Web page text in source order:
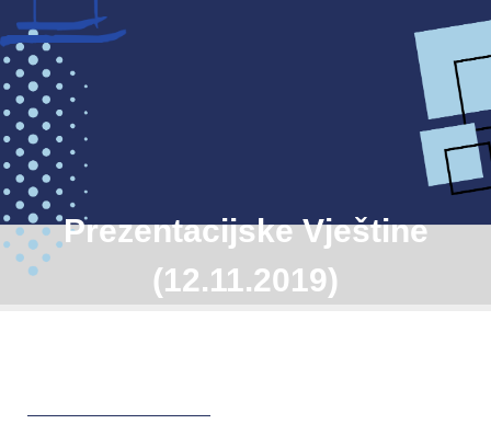
Prezentacijske Vještine
(12.11.2019)